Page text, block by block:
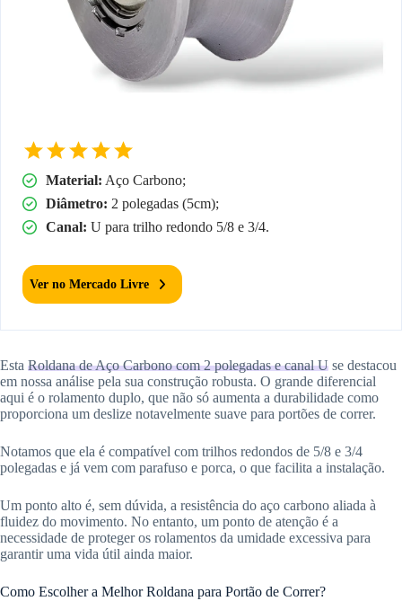
Material: Aço Carbono;
Diâmetro: 2 polegadas (5cm);
Canal: U para trilho redondo 5/8 e 3/4.
Ver no Mercado Livre
Esta Roldana de Aço Carbono com 2 polegadas e canal U se destacou
em nossa análise pela sua construção robusta. O grande diferencial
aqui é o rolamento duplo, que não só aumenta a durabilidade como
proporciona um deslize notavelmente suave para portões de correr.
Notamos que ela é compatível com trilhos redondos de 5/8 e 3/4
polegadas e já vem com parafuso e porca, o que facilita a instalação.
Um ponto alto é, sem dúvida, a resistência do aço carbono aliada à
fluidez do movimento. No entanto, um ponto de atenção é a
necessidade de proteger os rolamentos da umidade excessiva para
garantir uma vida útil ainda maior.
Como Escolher a Melhor Roldana para Portão de Correr?